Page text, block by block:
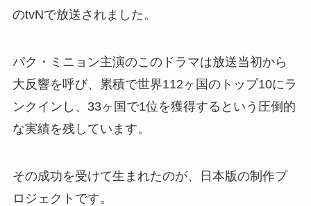
のtvNで放送されました。
パク・ミニョン主演のこのドラマは放送当初から
大反響を呼び、累積で世界112ヶ国のトップ10にラ
ンクインし、33ヶ国で1位を獲得するという圧倒的
な実績を残しています。
その成功を受けて生まれたのが、日本版の制作プ
ロジェクトです。